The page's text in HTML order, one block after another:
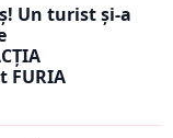
Un turist și-a
FURIA